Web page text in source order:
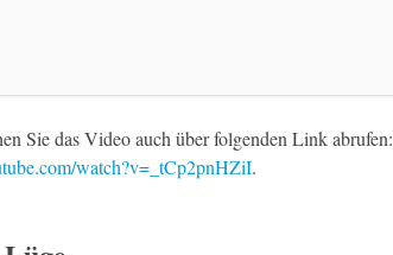
Sie das Video auch über folgenden Link abrufen:
watch?v=_tCp2pnHZiI.